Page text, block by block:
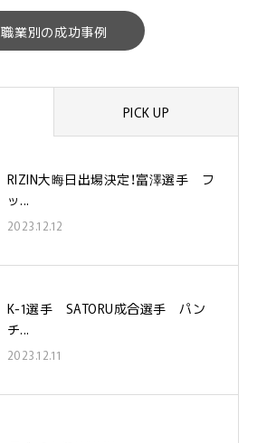
職業別の成功事例
PICK UP
RIZIN大晦日出場決定！富澤選手 フ
ッ...
2023.12.12
K-1選手 SATORU成合選手 パン
チ...
2023.12.11